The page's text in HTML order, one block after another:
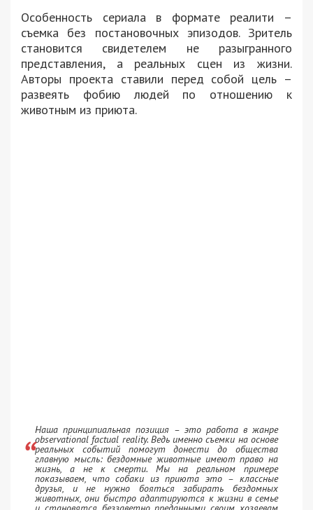
Особенность сериала в формате реалити –
съемка без постановочных эпизодов. Зритель
становится свидетелем не разыгранного
представления, а реальных сцен из жизни.
Авторы проекта ставили перед собой цель –
развеять фобию людей по отношению к
животным из приюта.
Наша принципиальная позиция – это работа в жанре
observational factual reality. Ведь именно съемки на основе
реальных событий помогут донести до общества
главную мысль: бездомные животные имеют право на
жизнь, а не к смерти. Мы на реальном примере
показываем, что собаки из приюта это – классные
друзья, и не нужно бояться забирать бездомных
животных, они быстро адаптируются к жизни в семье